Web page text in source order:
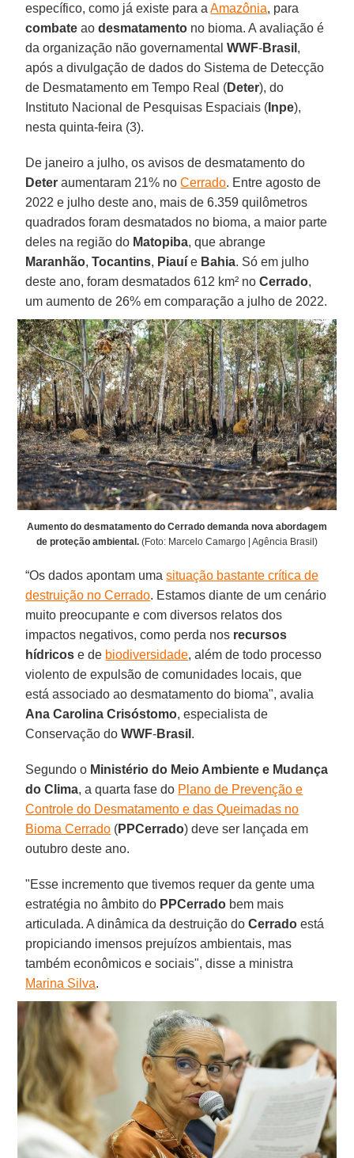
específico, como já existe para aAmazônia, para
combateao desmatamento no bioma. A avaliação é
da organização não governamentalWWF-Brasil ,
após a divulgação de dados do Sistema de Detecção
de Desmatamento em Tempo Real (Deter), do
Instituto Nacional de Pesquisas Espaciais ( Inpe),
nesta quinta-feira (3).
De janeiro a julho, os avisos de desmatamento do
Deter aumentaram 21% noCerrado. Entre agosto de
2022 e julho deste ano, mais de 6.359 quilômetros
quadrados foram desmatados no bioma, a maior parte
deles na região do Matopiba, que abrange
Maranhão,Tocantins, Piauí e Bahia. Só em julho
deste ano, foram desmatados 612 km² noCerrado,
um aumento de 26% em comparação a julho de 2022.
Aumento do desmatamento do Cerrado demanda nova abordagem
de proteção ambiental. (Foto: Marcelo Camargo | Agência Brasil)
“Os dados apontam umasituação bastante crítica de
destruição no Cerrado. Estamos diante de um cenário
muito preocupante e com diversos relatos dos
impactos negativos, como perda nos recursos
hídricos e de biodiversidade, além de todo processo
violento de expulsão de comunidades locais, que
está associado ao desmatamento do bioma", avalia
Ana Carolina Crisóstomo, especialista de
Conservação doWWF-Brasil .
Segundo o Ministério do Meio Ambiente e Mudança
do Clima, a quarta fase do Plano de Prevenção e
Controle do Desmatamento e das Queimadas no
Bioma Cerrado (PPCerrado) deve ser lançada em
outubro deste ano.
"Esse incremento que tivemos requer da gente uma
estratégia no âmbito do PPCerrado bem mais
articulada. A dinâmica da destruição doCerrado está
propiciando imensos prejuízos ambientais, mas
também econômicos e sociais", disse a ministra
Marina Silva.